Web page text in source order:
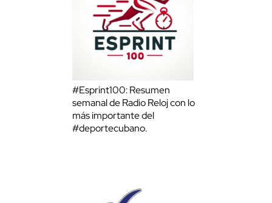
#Esprint100: Resumen
semanal de Radio Reloj con lo
más importante del
#deportecubano.